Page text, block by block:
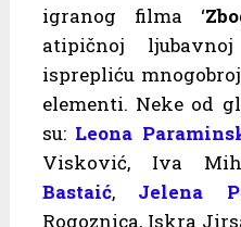
igranog filma ‘
atipičnoj
isprepliću
elementi. Neke od
su: Leona
Visković, Iva
Bastaić, Jelena
Rogoznica, Iskra